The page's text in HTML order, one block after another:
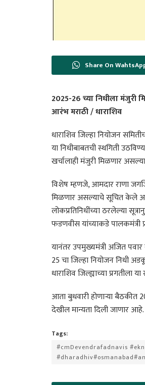
Share On
2025-26 च्या निधीला मंजुरी
आरंभ मराठी / धाराशिव
धाराशिव जिल्हा नियोजन
या निधीबाबतची स्थगिती
खर्चालाही मंजुरी मिळणार
विशेष म्हणजे, आमदार राणा
मिळणार असल्याचे सूचित केले आहे.
लोकप्रतिनिधींच्या ठरलेल्या
फडणवीस यांच्याकडे पालकमंत्री
यानंतर उपमुख्यमंत्री अजित
25 चा जिल्हा नियोजन निधी
धाराशिव जिल्ह्याच्या प्रगतीला
आता बुधवारी होणाऱ्या बैठकीत
देखील मान्यता दिली जाणार
Tags:
#cmDevendrafadnavis